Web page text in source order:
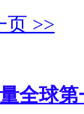
页 >>
全球第